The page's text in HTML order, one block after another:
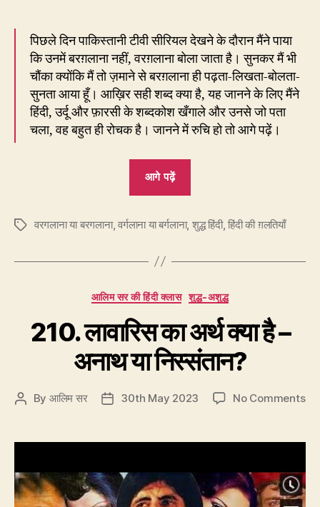
पिछले दिन पाकिस्तानी टीवी सीरियल देखने के दौरान मैंने पाया
कि उनमें बरग़लाना नहीं, वरग़लाना बोला जाता है। सुनकर मैं भी
चौंका क्योंकि मैं तो ज़माने से बरग़लाना ही पढ़ता-लिखता-बोलता-
सुनता आया हूँ। आख़िर सही शब्द क्या है, यह जानने के लिए मैंने
हिंदी, उर्दू और फ़ारसी के शब्दकोश खँगाले और उनसे जो पता
चला, वह बहुत ही रोचक है। जानने में रुचि हो तो आगे पढ़ें।
आगे पढ़ें
को
हैं
बरग़लाते
हैं?”
Tagsवरगलाना या बरगलाना,वर्गलाना या बर्गलाना, शुद्ध हिंदी,हिंदी की ग़लतियाँ
Categories
आलिम सर की हिंदी क्लास शुद्ध-अशुद्ध
210. लावारिस का अर्थ क्या है –
अनाथ या निस्संतान?
Post
By आलिम सर
Post30th May 2023 No Commentson
का
क्या
है